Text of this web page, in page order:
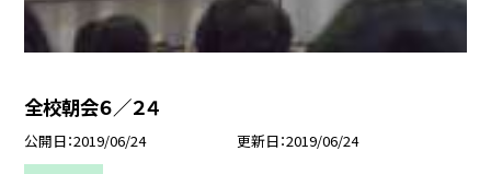
全校朝会６／２４
公開日 2019/06/24 更新日 2019/06/24